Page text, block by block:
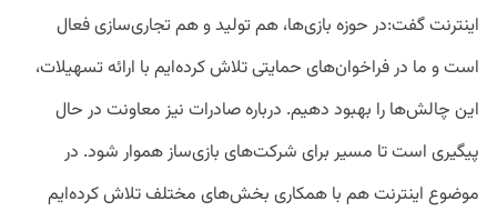
اینترنت گفت:در حوزه بازی‌ها، هم تولید و هم تجاری‌سازی فعال
است و ما در فراخوان‌های حمایتی تلاش کرده‌ایم با ارائه تسهیلات،
این چالش‌ها را بهبود دهیم. درباره صادرات نیز معاونت در حال
پیگیری است تا مسیر برای شرکت‌های بازی‌ساز هموار شود. در
موضوع اینترنت هم با همکاری بخش‌های مختلف تلاش کرده‌ایم